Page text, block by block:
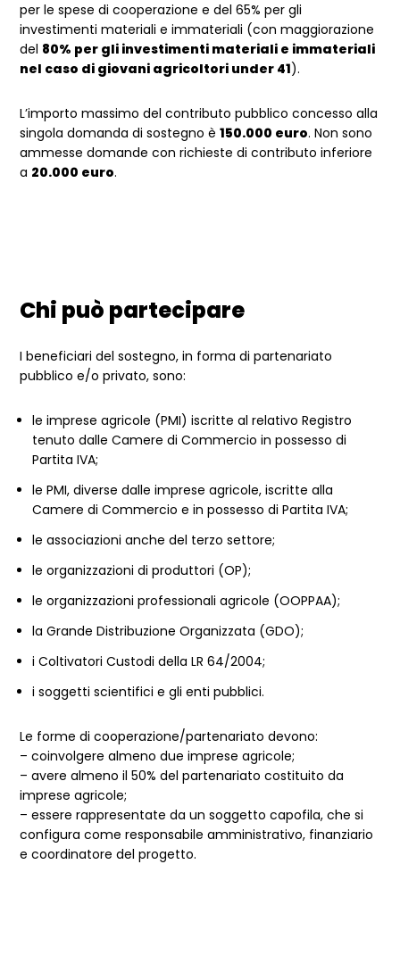
per le spese di cooperazione e del 65% per gli
investimenti materiali e immateriali (con maggiorazione
del 80% per gli investimenti materiali e immateriali
nel caso di giovani agricoltori under 41).
L’importo massimo del contributo pubblico concesso alla
singola domanda di sostegno è150.000 euro. Non sono
ammesse domande con richieste di contributo inferiore
a 20.000 euro.
Chi può partecipare
I beneficiari del sostegno, in forma di partenariato
pubblico e/o privato, sono:
le imprese agricole (PMI) iscritte al relativo Registro
tenuto dalle Camere di Commercio in possesso di
Partita IVA;
le PMI, diverse dalle imprese agricole, iscritte alla
Camere di Commercio e in possesso di Partita IVA;
le associazioni anche del terzo settore;
le organizzazioni di produttori (OP);
le organizzazioni professionali agricole (OOPPAA);
la Grande Distribuzione Organizzata (GDO);
i Coltivatori Custodi della LR 64/2004;
i soggetti scientifici e gli enti pubblici.
Le forme di cooperazione/partenariato devono:
– coinvolgere almeno due imprese agricole;
– avere almeno il 50% del partenariato costituito da
imprese agricole;
– essere rappresentate da un soggetto capofila, che si
configura come responsabile amministrativo, finanziario
e coordinatore del progetto.